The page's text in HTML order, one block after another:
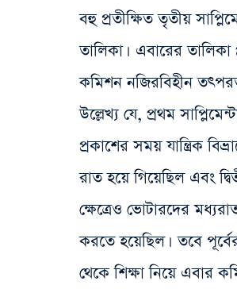
বহু প্রতীক্ষিত তৃতীয়
তালিকা। এবারের তালিকা
কমিশন নজিরবিহীন
উল্লেখ্য যে, প্রথম
প্রকাশের সময় যান্ত্রিক
রাত হয়ে গিয়েছিল এবং
ক্ষেত্রেও ভোটারদের
করতে হয়েছিল। তবে
থেকে শিক্ষা নিয়ে এবার